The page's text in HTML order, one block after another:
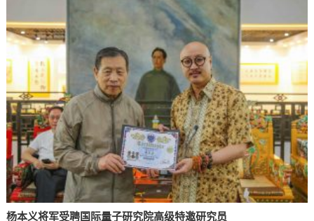
杨本义将军受聘国际量子研究院高级特邀研究员